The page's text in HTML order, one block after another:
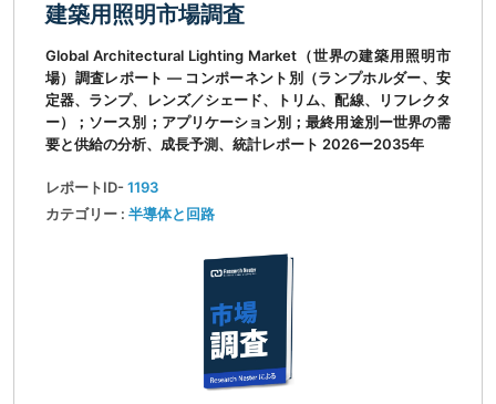
建築用照明市場調査
Global Architectural Lighting Market（世界の建築用照明市
場）調査レポート ― コンポーネント別（ランプホルダー、安
定器、ランプ、レンズ／シェード、トリム、配線、リフレクタ
ー）；ソース別；アプリケーション別；最終用途別ー世界の需
要と供給の分析、成長予測、統計レポート 2026ー2035年
レポートID-1193
カテゴリー : 半導体と回路